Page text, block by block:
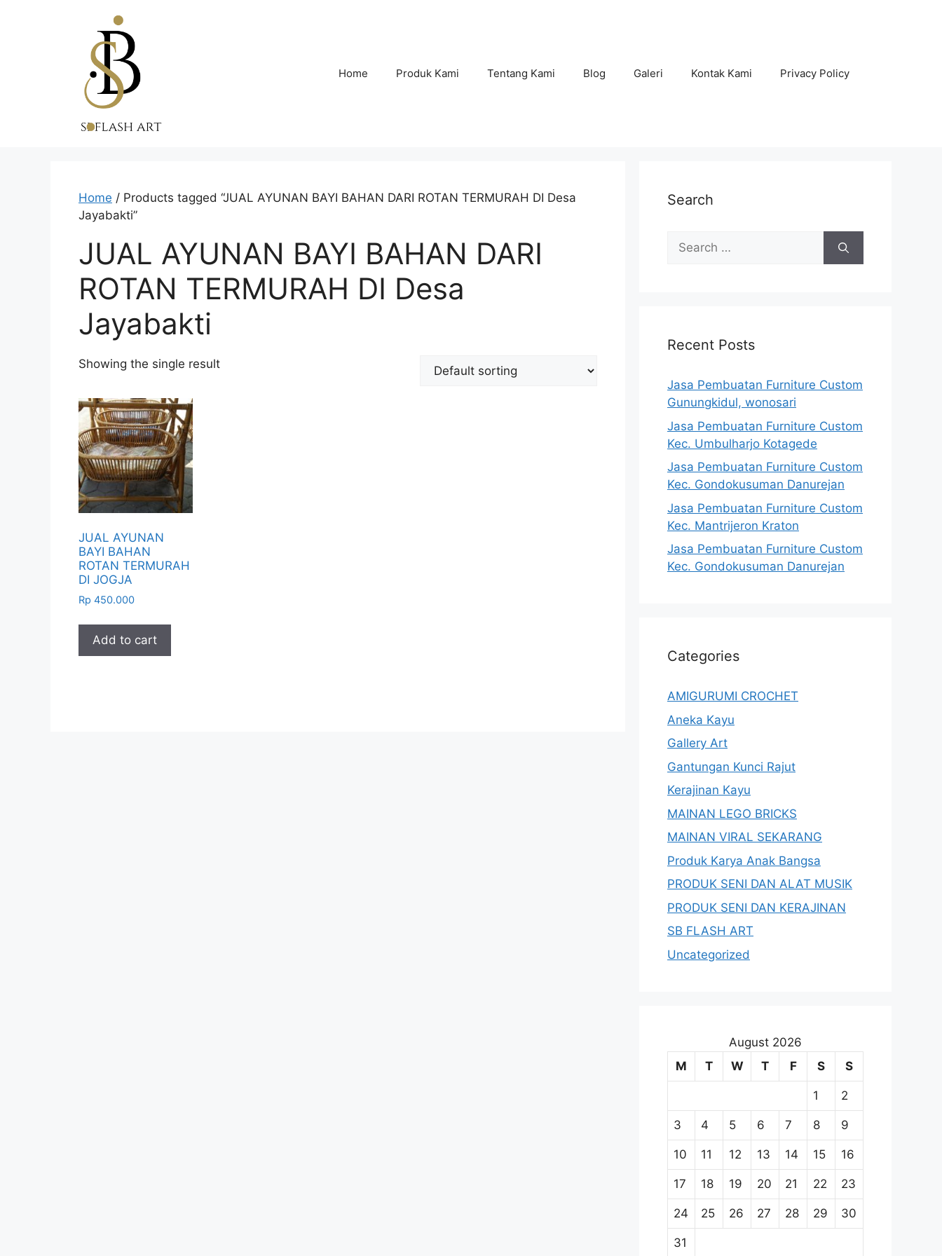
Home Produk Kami Tentang Kami Blog Galeri Kontak Kami Privacy Policy
Home / Products tagged “JUAL AYUNAN BAYI BAHAN DARI ROTAN TERMURAH DI Desa
Jayabakti”
JUAL AYUNAN BAYI BAHAN DARI
ROTAN TERMURAH DI Desa
Jayabakti
Showing the single result
JUAL AYUNAN
BAYI BAHAN
ROTAN TERMURAH
DI JOGJA
Rp 450.000
Add to cart
Search
Search
for:
Recent Posts
Jasa Pembuatan Furniture Custom
Gunungkidul, wonosari
Jasa Pembuatan Furniture Custom
Kec. Umbulharjo Kotagede
Jasa Pembuatan Furniture Custom
Kec. Gondokusuman Danurejan
Jasa Pembuatan Furniture Custom
Kec. Mantrijeron Kraton
Jasa Pembuatan Furniture Custom
Kec. Gondokusuman Danurejan
Categories
AMIGURUMI CROCHET
Aneka Kayu
Gallery Art
Gantungan Kunci Rajut
Kerajinan Kayu
MAINAN LEGO BRICKS
MAINAN VIRAL SEKARANG
Produk Karya Anak Bangsa
PRODUK SENI DAN ALAT MUSIK
PRODUK SENI DAN KERAJINAN
SB FLASH ART
Uncategorized
August 2026
M
T W T F S S
1 2
3 4 5 6 7 8 9
10 11 12 13 14 15 16
17 18 19 20 21 22 23
24 25 26 27 28 29 30
31